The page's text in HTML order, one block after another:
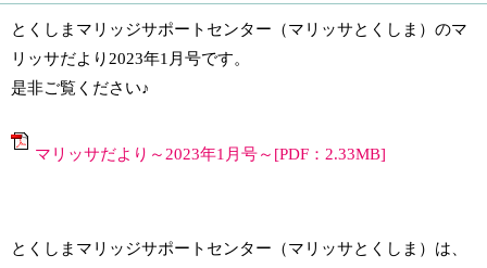
とくしまマリッジサポートセンター（マリッサとくしま）のマ
リッサだより2023年1月号です。
是非ご覧ください♪
マリッサだより～2023年1月号～[PDF：2.33MB]
とくしまマリッジサポートセンター（マリッサとくしま）は、